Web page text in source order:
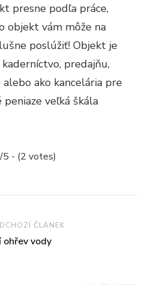
presne podľa práce,
objekt vám môže na
poslúžiť! Objekt je
predajňu,
ako kancelária pre
veľká škála
5 - (2 votes)
ČLÁNEK
ohřev vody